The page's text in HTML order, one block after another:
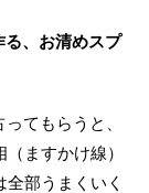
、お清めスプ
てもらうと、
ますかけ線）
部うまくいく